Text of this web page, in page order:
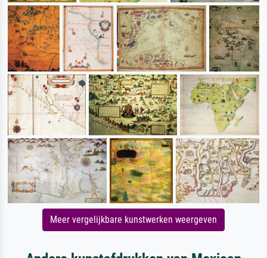
Meer vergelijkbare kunstwerken weergeven